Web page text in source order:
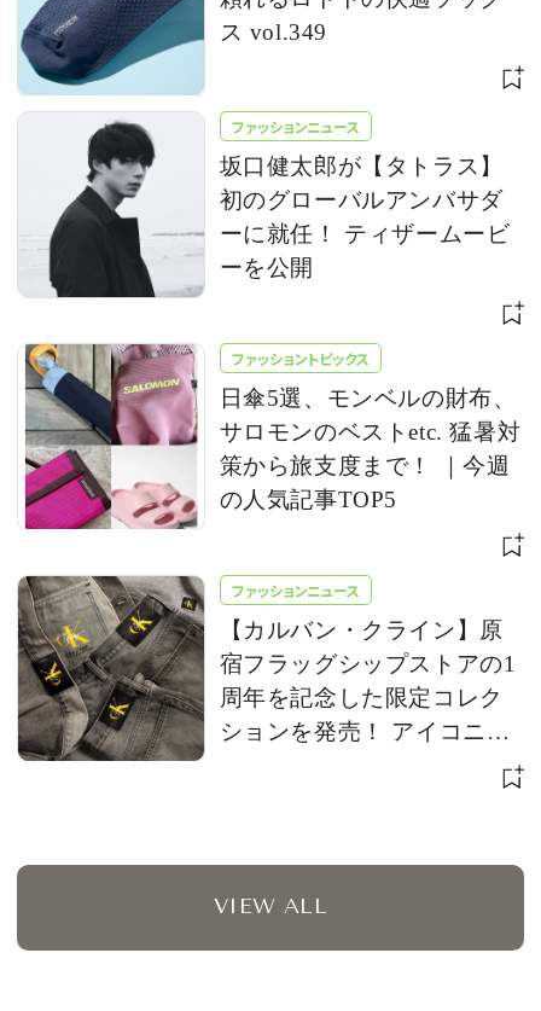
ス vol.349
ファッションニュース
坂口健太郎が【タトラス】
初のグローバルアンバサダ
ーに就任！ ティザームービ
ーを公開
ファッショントピックス
日傘5選、モンベルの財布、
サロモンのベストetc. 猛暑対
策から旅支度まで！ ｜今週
の人気記事TOP5
ファッションニュース
【カルバン・クライン】原
宿フラッグシップストアの1
周年を記念した限定コレク
ションを発売！ アイコニッ
クな「CK」ロゴをアップデ
VIEW ALL